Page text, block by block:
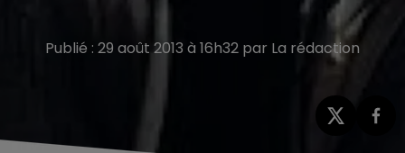
Publié : 29 août 2013 à 16h32 par La rédaction